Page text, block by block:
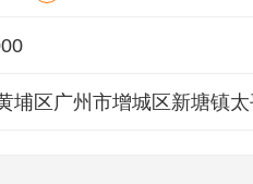
埔区广州市增城区新塘镇